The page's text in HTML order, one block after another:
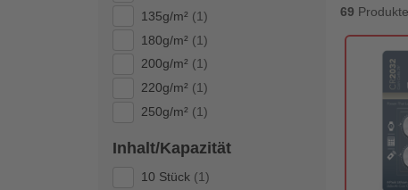
135g/m² (1)
180g/m² (1)
200g/m² (1)
220g/m² (1)
250g/m² (1)
Inhalt/Kapazität
10 Stück (1)
69